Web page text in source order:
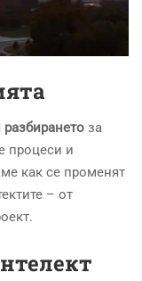
за
процеси и
как се променят
– от